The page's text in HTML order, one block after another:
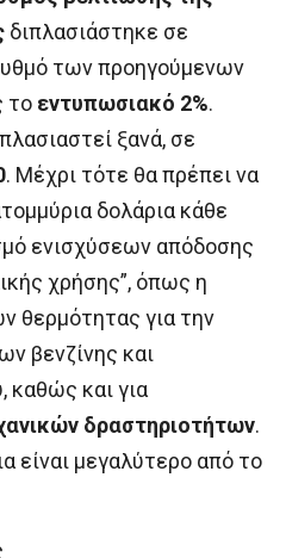
διπλασιάστηκε σε
των προηγούμενων
το εντυπωσιακό 2%.
ξανά, σε
. Μέχρι τότε θα πρέπει να
δολάρια κάθε
ενισχύσεων απόδοσης
χρήσης”, όπως η
θερμότητας για την
βενζίνης και
καθώς και για
δραστηριοτήτων.
είναι μεγαλύτερο από το